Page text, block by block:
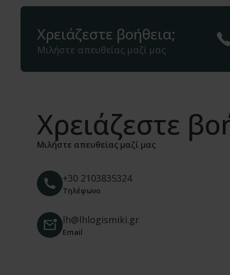
Χρειάζεστε βοήθεια;
Μιλήστε απευθείας μαζί μας
Χρειάζεστε
Μιλήστε απευθείας μαζί μας
+30 2103835324
Τηλέφωνο
lh@lhlogismiki.gr
Email